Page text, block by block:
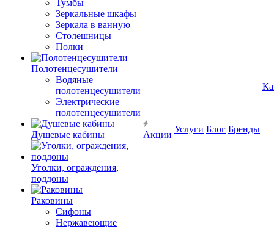
Тумбы
Зеркальные шкафы
Зеркала в ванную
Столешницы
Полки
Полотенцесушители
Водяные
полотенцесушители
Электрические
полотенцесушители
Душевые кабины
Уголки, ограждения,
поддоны
Раковины
Сифоны
Нержавеющие
Акции
Услуги Блог Бренды